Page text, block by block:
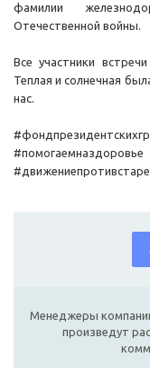
фамилии
Отечественной войны.
Все участники
Теплая и солнечная
нас.
Менеджеры
произведут